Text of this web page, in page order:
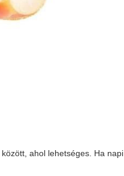
ahol lehetséges. Ha napi